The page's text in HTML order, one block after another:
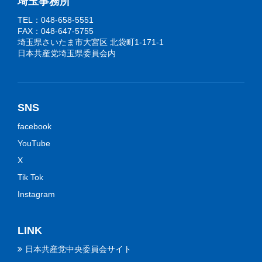
TEL：048-658-5551
FAX：048-647-5755
埼玉県さいたま市大宮区 北袋町1-171-1
日本共産党埼玉県委員会内
SNS
facebook
YouTube
X
Tik Tok
Instagram
LINK
日本共産党中央委員会サイト